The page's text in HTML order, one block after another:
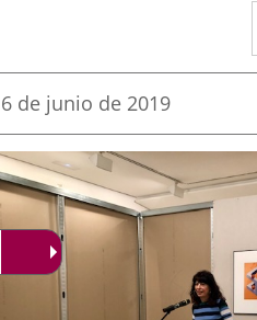
Fecha
la
noticia
6 de junio de 2019